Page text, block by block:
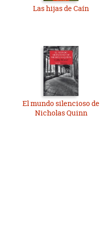
Las hijas de Caín
El mundo silencioso de
Nicholas Quinn